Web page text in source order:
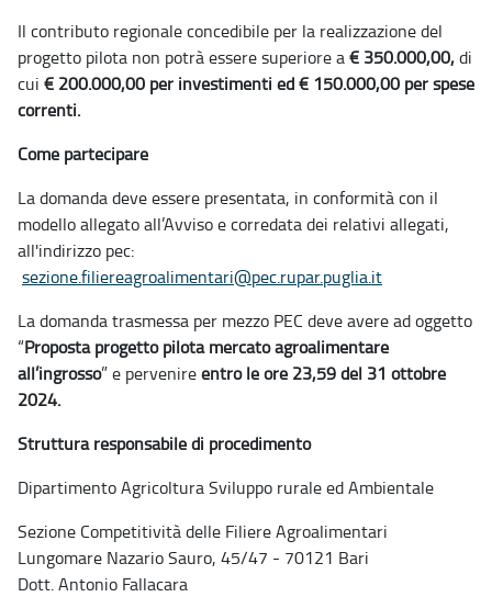
Il contributo regionale concedibile per la realizzazione del
progetto pilota non potrà essere superiore a€ 350.000,00,di
cui € 200.000,00 per investimenti ed € 150.000,00 per spese
correnti.
Come partecipare
La domanda deve essere presentata, in conformità con il
modello allegato all’Avviso e corredata dei relativi allegati,
all'indirizzo pec:
sezione.filiereagroalimentari@pec.rupar.puglia.it
La domanda trasmessa per mezzo PEC deve avere ad oggetto
“Proposta progetto pilota mercato agroalimentare
all’ingrosso” e pervenireentro le ore 23,59 del 31 ottobre
2024.
Struttura responsabile di procedimento
Dipartimento Agricoltura Sviluppo rurale ed Ambientale
Sezione Competitività delle Filiere Agroalimentari
Lungomare Nazario Sauro, 45/47 - 70121 Bari
Dott. Antonio Fallacara